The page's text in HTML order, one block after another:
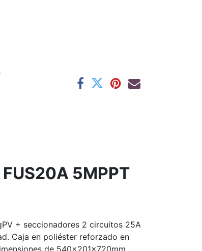
5MPPT
+ seccionadores 2 circuitos 25A
Caja en poliéster reforzado en
de 540x201x720mm.